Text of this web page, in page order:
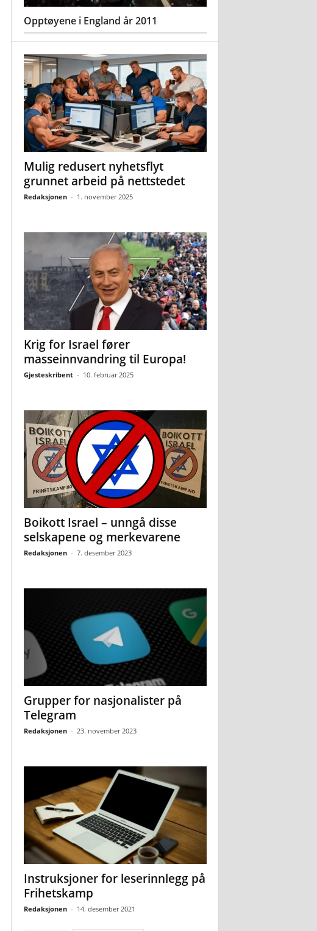
Opptøyene i England år 2011
Mulig redusert nyhetsflyt
grunnet arbeid på nettstedet
Redaksjonen - 1. november 2025
Krig for Israel fører
masseinnvandring til Europa!
Gjesteskribent - 10. februar 2025
Boikott Israel – unngå disse
selskapene og merkevarene
Redaksjonen - 7. desember 2023
Grupper for nasjonalister på
Telegram
Redaksjonen - 23. november 2023
Instruksjoner for leserinnlegg på
Frihetskamp
Redaksjonen - 14. desember 2021